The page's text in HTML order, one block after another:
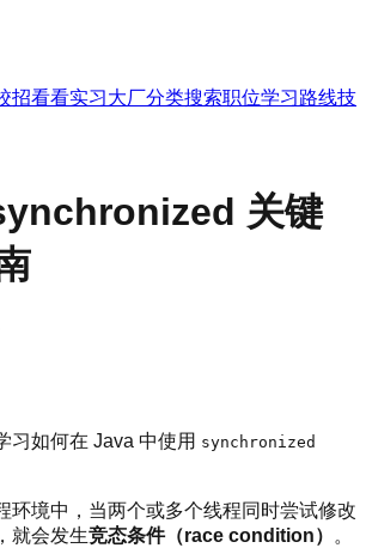
招看看实习大厂分类搜索职位学习路线技
关键
习如何在 Java 中使用 synchronized
环境中，当两个或多个线程同时尝试修改
就会发生竞态条件（race condition）
。